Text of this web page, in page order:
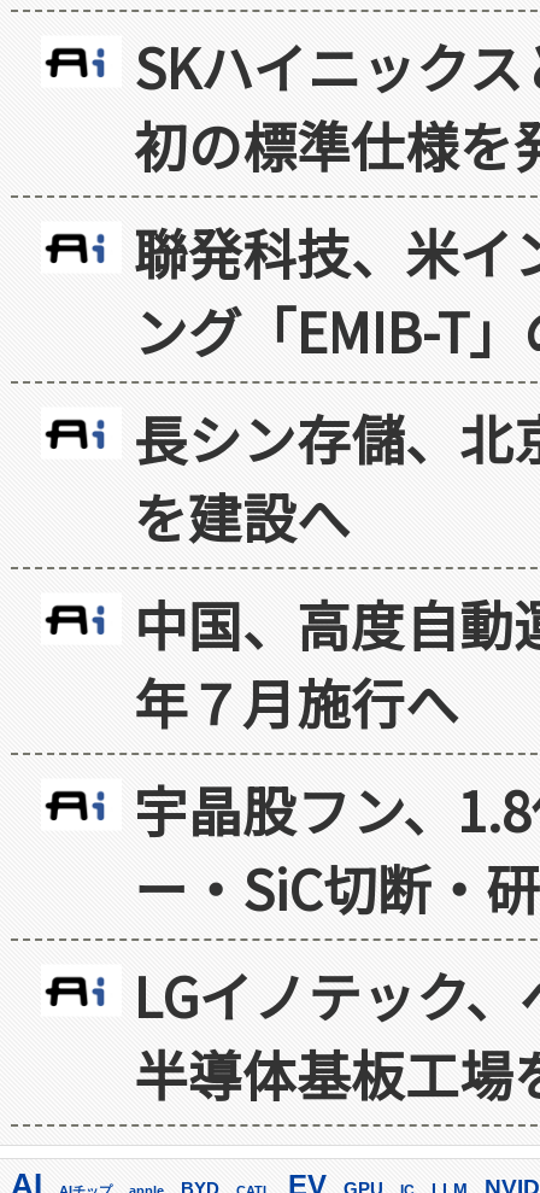
SKハイニック
初の標準仕様を
聯発科技、米イ
ング「EMIB-T
長シン存儲、北
を建設へ
中国、高度自
年７月施行へ
宇晶股フン、
ー・SiC切断・
LGイノテック
半導体基板工場
AI EV